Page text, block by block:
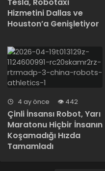
Hizmetini Dallas ve
Houston’a Genişletiyor
4 ay önce 442
Çinli İnsansı Robot, Yarı
Maratonu Hiçbir İnsanın
Koşamadığı Hızda
Tamamladı